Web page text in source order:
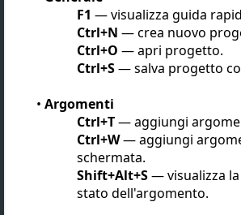
F1 — visualizza guida
Ctrl+N — crea nuovo
Ctrl+O — apri progetto.
Ctrl+S— salva progetto
Argomenti
Ctrl+T— aggiungi
Ctrl+W— aggiungi
schermata.
Shift+Alt+S— visualizza
stato dell'argomento.